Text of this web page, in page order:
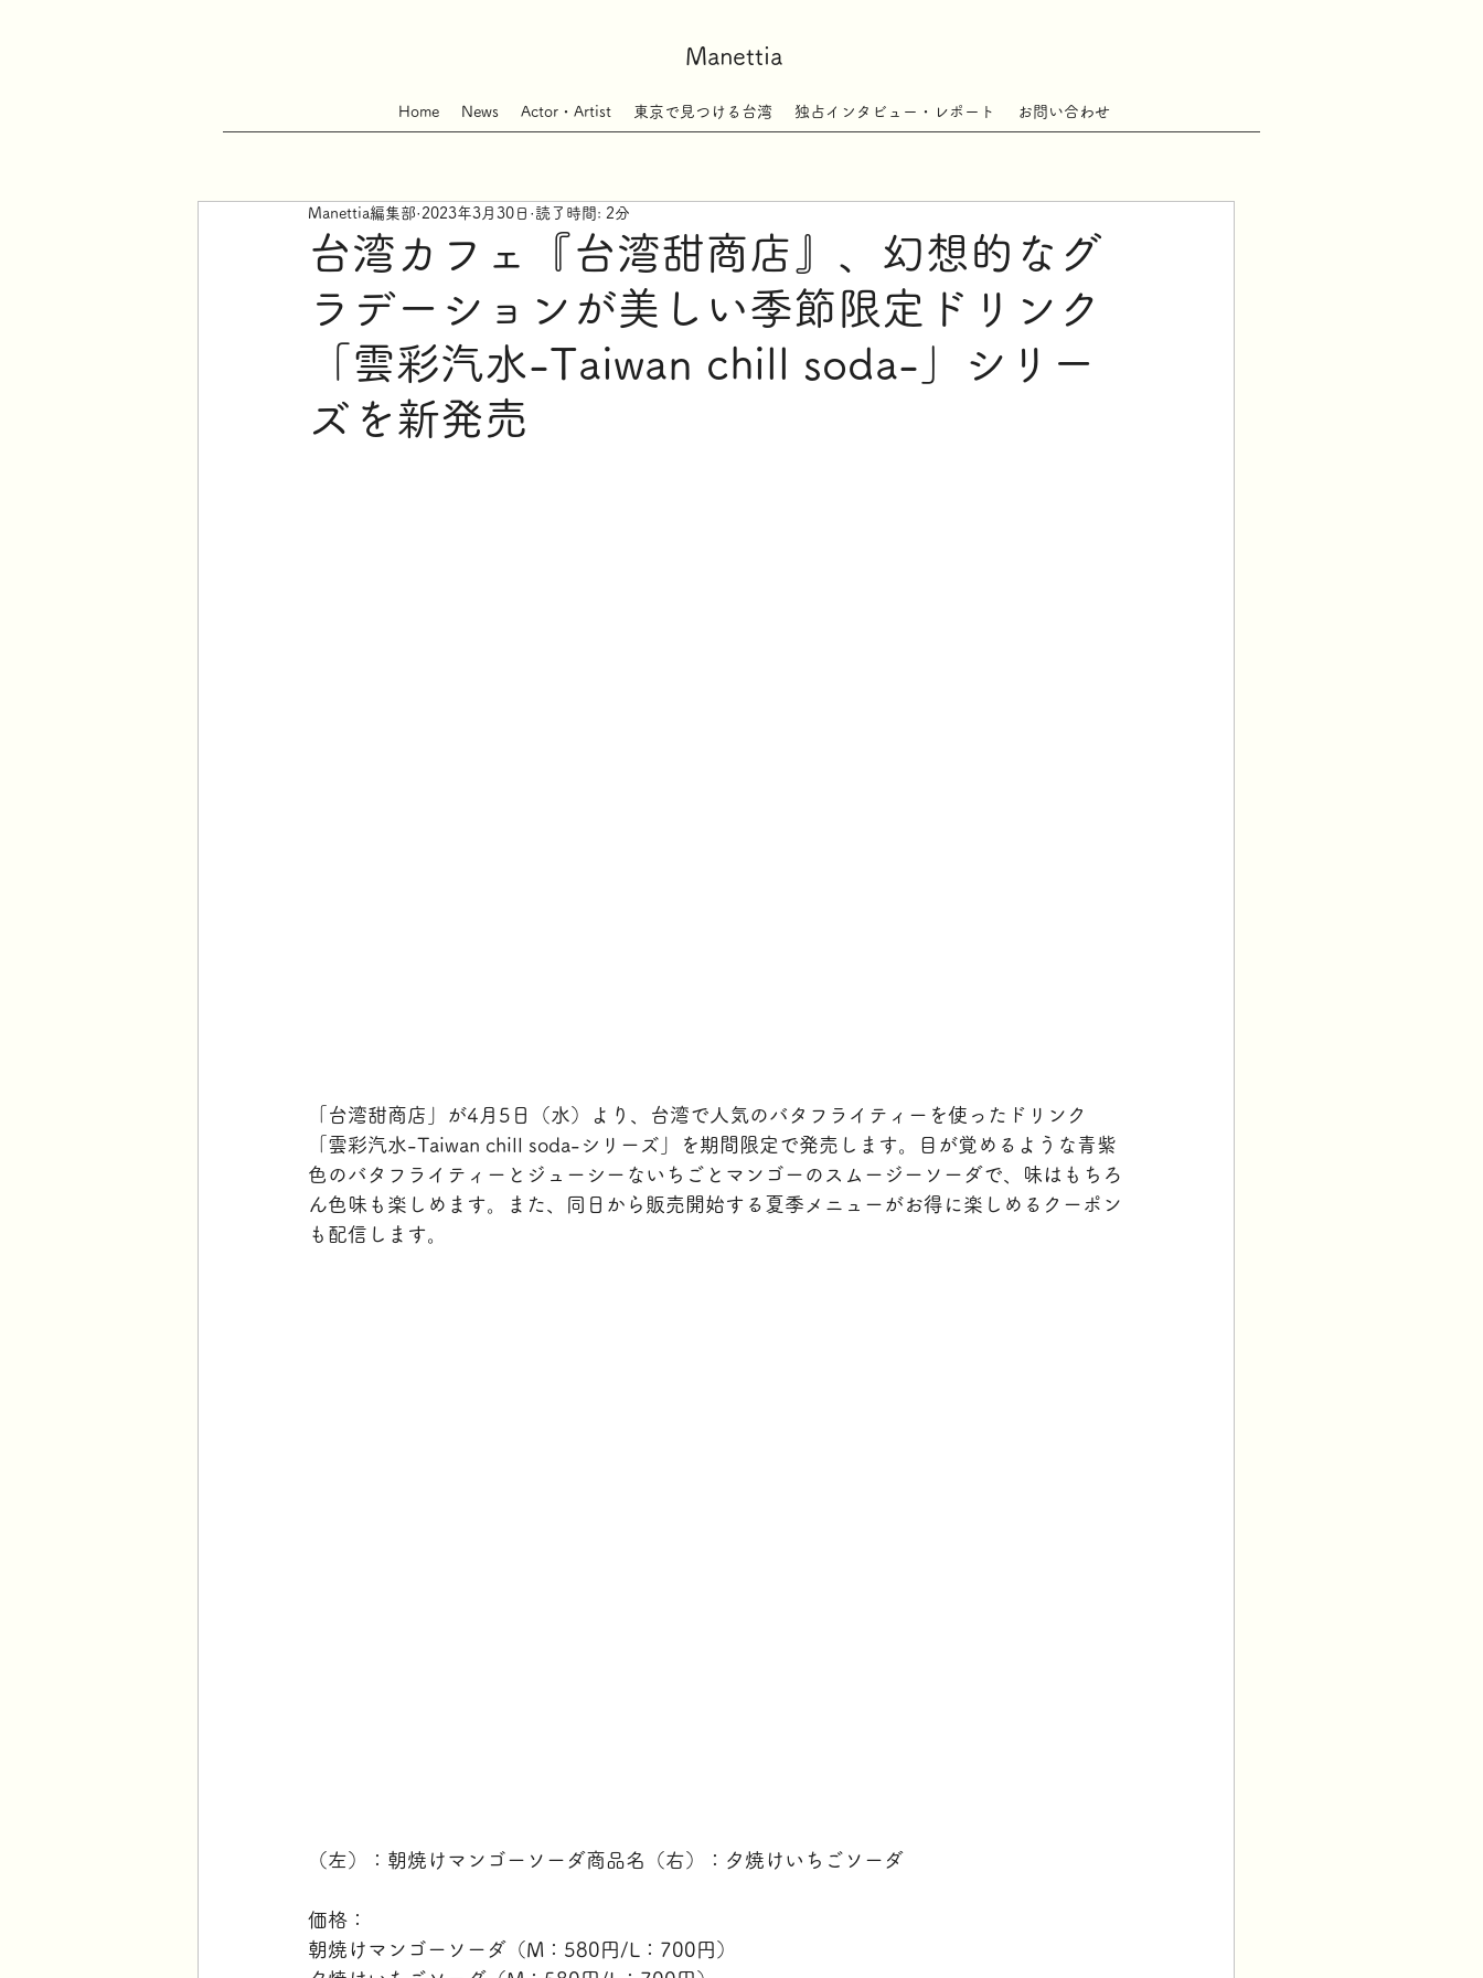
Manettia
Home News Actor・Artist 東京で見つける台湾 独占インタビュー・レポート お問い合わせ
台湾カフェ『台湾甜商店』、幻想的なグ
ラデーションが美しい季節限定ドリンク
「雲彩汽水-Taiwan chill soda-」シリー
ズを新発売
Manettia編集部 2023年3月30日 読了時間: 2分
「台湾甜商店」が4月5日（水）より、台湾で人気のバタフライティーを使ったドリンク
「雲彩汽水-Taiwan chill soda-シリーズ」を期間限定で発売します。目が覚めるような青紫
色のバタフライティーとジューシーないちごとマンゴーのスムージーソーダで、味はもちろ
ん色味も楽しめます。また、同日から販売開始する夏季メニューがお得に楽しめるクーポン
も配信します。
（左）：朝焼けマンゴーソーダ商品名（右）：夕焼けいちごソーダ
価格：
朝焼けマンゴーソーダ（M：580円/L：700円）